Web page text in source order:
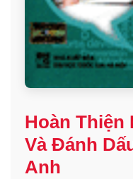
Hoàn Thiện
Và Đánh
Anh